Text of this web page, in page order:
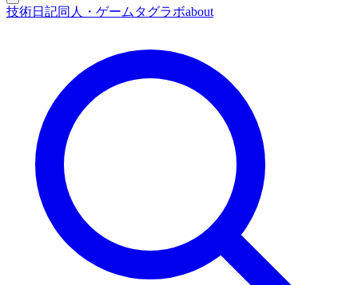
技術日記同人・ゲーム タグラボabout